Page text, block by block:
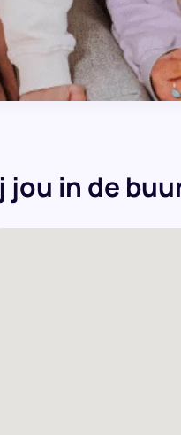
jou in de